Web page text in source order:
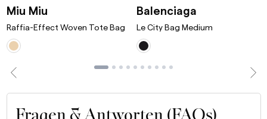
Bordeaux
Miu MiuRaffia-Effect Woven Tote Bag White/
Raffia-Effect Woven Tote Bag
Balenciaga
Le City Bag Medium